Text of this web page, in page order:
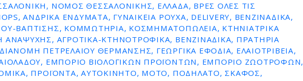
ΝΟΜΌΣ ΘΕΣΣΑΛΟΝΊΚΗΣ, ΕΛΛΆΔΑ, ΒΡΕΣ ΌΛΕΣ ΤΙΣ
ΑΝΔΡΙΚΆ ΕΝΔΎΜΑΤΑ, ΓΥΝΑΙΚΕΊΑ ΡΟΎΧΑ, DELIVERY, ΒΕΝΖΙΝΆΔΙΚΑ,
ΒΆΠΤΙΣΗΣ, ΚΟΜΜΩΤΉΡΙΑ, ΚΟΣΜΗΜΑΤΟΠΩΛΕΊΑ, ΚΤΗΝΙΑΤΡΙΚΆ
ΑΓΡΟΤΙΚΆ-ΚΤΗΝΟΤΡΟΦΙΚΆ, ΒΕΝΖΙΝΑΔΙΚΑ, ΠΡΑΤΗΡΙΑ
ΠΕΤΡΕΛΑΙΟΥ ΘΕΡΜΑΝΣΗΣ, ΓΕΩΡΓΙΚΆ ΕΦΌΔΙΑ, ΕΛΑΙΟΤΡΙΒΕΊΑ,
ΕΜΠΌΡΙΟ ΒΙΟΛΟΓΙΚΏΝ ΠΡΟΪΌΝΤΩΝ, ΕΜΠΌΡΙΟ ΖΩΟΤΡΟΦΏΝ,
ΠΡΟΪΌΝΤΑ, ΑΥΤΟΚΊΝΗΤΟ, ΜΌΤΟ, ΠΟΔΉΛΑΤΟ, ΣΚΆΦΟΣ,